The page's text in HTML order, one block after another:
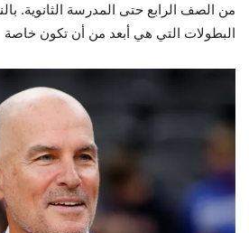
من الصف الرابع حتى المدرسة الثانوية.
البطولات التي هي أبعد من أن تكون خاصة